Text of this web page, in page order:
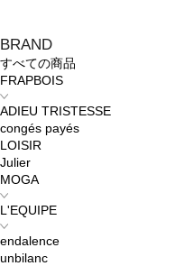
BRAND
すべての商品
FRAPBOIS
ADIEU TRISTESSE
congés payés
LOISIR
Julier
MOGA
L'EQUIPE
endalence
unbilanc